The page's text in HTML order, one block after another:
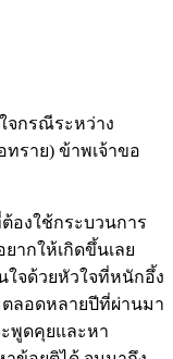
จกรณีระหว่าง
ราย) ข้าพเจ้าขอ
องใช้กระบวนการ
ากให้เกิดขึ้นเลย
ใจด้วยหัวใจที่หนักอึ้ง
ตลอดหลายปีที่ผ่านมา
พูดคุยและหา